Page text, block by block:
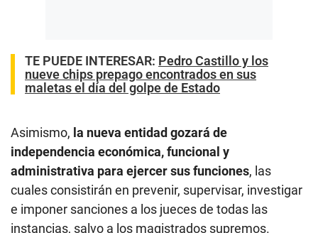
TE PUEDE INTERESAR: Pedro Castillo y los
nueve chips prepago encontrados en sus
maletas el día del golpe de Estado
Asimismo, la nueva entidad gozará de
independencia económica, funcional y
administrativa para ejercer sus funciones, las
cuales consistirán en prevenir, supervisar, investigar
e imponer sanciones a los jueces de todas las
instancias, salvo a los magistrados supremos.